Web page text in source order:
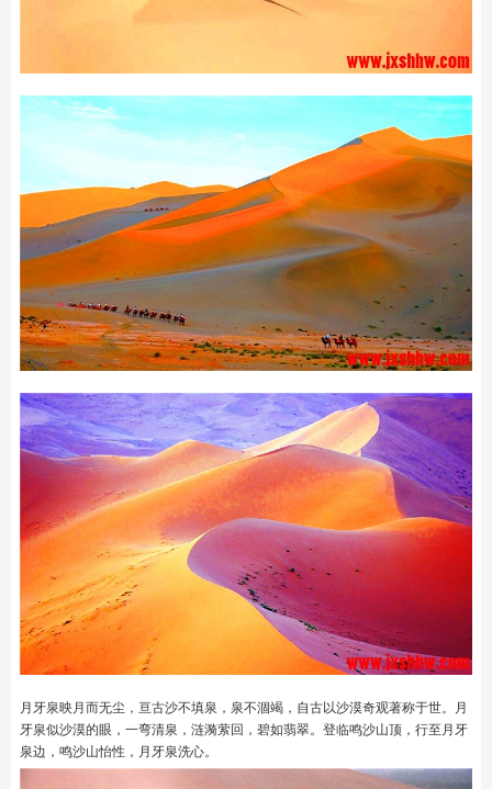
月牙泉映月而无尘，亘古沙不填泉，泉不涸竭，自古以沙漠奇观著称于世。月
牙泉似沙漠的眼，一弯清泉，涟漪萦回，碧如翡翠。登临鸣沙山顶，行至月牙
泉边，鸣沙山怡性，月牙泉洗心。